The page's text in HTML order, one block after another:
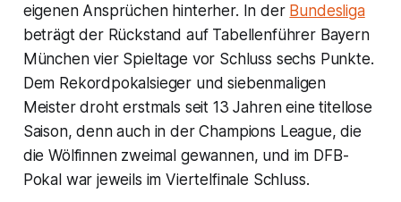
eigenen Ansprüchen hinterher. In der Bundesliga
beträgt der Rückstand auf Tabellenführer Bayern
München vier Spieltage vor Schluss sechs Punkte.
Dem Rekordpokalsieger und siebenmaligen
Meister droht erstmals seit 13 Jahren eine titellose
Saison, denn auch in der Champions League, die
die Wölfinnen zweimal gewannen, und im DFB-
Pokal war jeweils im Viertelfinale Schluss.